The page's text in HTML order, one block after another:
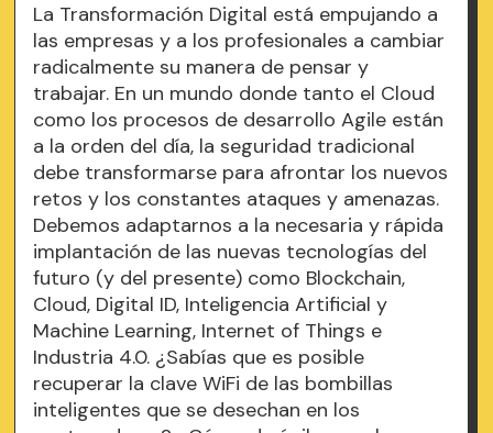
La Transformación Digital está empujando a
las empresas y a los profesionales a cambiar
radicalmente su manera de pensar y
trabajar. En un mundo donde tanto el Cloud
como los procesos de desarrollo Agile están
a la orden del día, la seguridad tradicional
debe transformarse para afrontar los nuevos
retos y los constantes ataques y amenazas.
Debemos adaptarnos a la necesaria y rápida
implantación de las nuevas tecnologías del
futuro (y del presente) como Blockchain,
Cloud, Digital ID, Inteligencia Artificial y
Machine Learning, Internet of Things e
Industria 4.0. ¿Sabías que es posible
recuperar la clave WiFi de las bombillas
inteligentes que se desechan en los